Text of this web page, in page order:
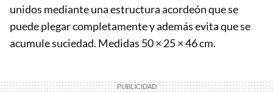
unidos mediante una estructura acordeón que se
puede plegar completamente y además evita que se
acumule suciedad. Medidas 50 × 25 × 46 cm.